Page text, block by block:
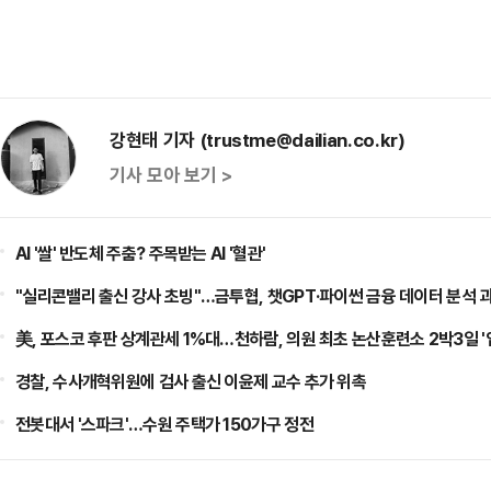
강현태 기자 (trustme@dailian.co.kr)
기사 모아 보기 >
AI '쌀' 반도체 주춤? 주목받는 AI '혈관'
"실리콘밸리 출신 강사 초빙"…금투협, 챗GPT·파이썬 금융 데이터 분석
美, 포스코 후판 상계관세 1%대…천하람, 의원 최초 논산훈련소 2박3일 '
경찰, 수사개혁위원에 검사 출신 이윤제 교수 추가 위촉
전봇대서 '스파크'…수원 주택가 150가구 정전